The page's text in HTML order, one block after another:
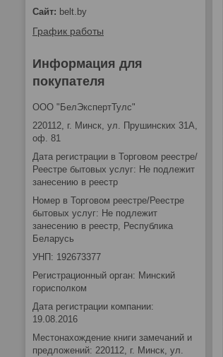
belt.by
График работы
Информация для
покупателя
ООО "БелЭкспертТулс"
220112, г. Минск, ул. Прушинских 31А,
оф. 81
Дата регистрации в Торговом реестре/
Реестре бытовых услуг: Не подлежит
занесению в реестр
Номер в Торговом реестре/Реестре
бытовых услуг: Не подлежит
занесению в реестр, Республика
Беларусь
УНП: 192673377
Регистрационный орган: Минский
горисполком
Дата регистрации компании:
19.08.2016
Местонахождение книги замечаний и
предложений: 220112, г. Минск, ул.